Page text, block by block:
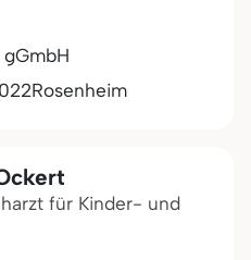
Rosenheim
für Kinder- und